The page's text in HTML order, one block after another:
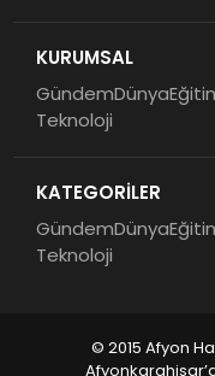
KURUMSAL
GündemDünya
Teknoloji
KATEGORİLER
GündemDünya
Teknoloji
© 2015 Afyon